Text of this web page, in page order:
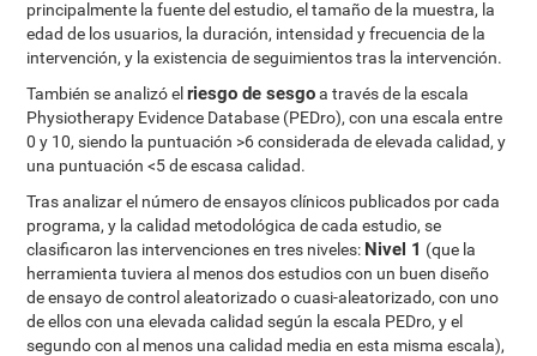
principalmente la fuente del estudio, el tamaño de la muestra, la
edad de los usuarios, la duración, intensidad y frecuencia de la
intervención, y la existencia de seguimientos tras la intervención.
También se analizó elriesgo de sesgoa través de la escala
Physiotherapy Evidence Database (PEDro), con una escala entre
0 y 10, siendo la puntuación >6 considerada de elevada calidad, y
una puntuación <5 de escasa calidad.
Tras analizar el número de ensayos clínicos publicados por cada
programa, y la calidad metodológica de cada estudio, se
clasificaron las intervenciones en tres niveles: Nivel 1 (que la
herramienta tuviera al menos dos estudios con un buen diseño
de ensayo de control aleatorizado o cuasi-aleatorizado, con uno
de ellos con una elevada calidad según la escala PEDro, y el
segundo con al menos una calidad media en esta misma escala),